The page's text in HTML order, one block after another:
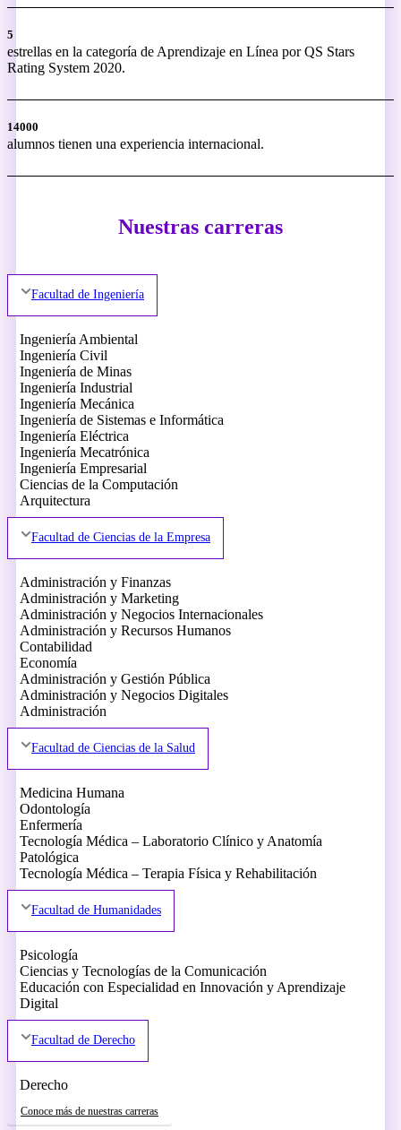
5
estrellas en la categoría de Aprendizaje en Línea por QS Stars
Rating System 2020.
14000
alumnos tienen una experiencia internacional.
Nuestras carreras
Facultad de Ingeniería
Ingeniería Ambiental
Ingeniería Civil
Ingeniería de Minas
Ingeniería Industrial
Ingeniería Mecánica
Ingeniería de Sistemas e Informática
Ingeniería Eléctrica
Ingeniería Mecatrónica
Ingeniería Empresarial
Ciencias de la Computación
Arquitectura
Facultad de Ciencias de la Empresa
Administración y Finanzas
Administración y Marketing
Administración y Negocios Internacionales
Administración y Recursos Humanos
Contabilidad
Economía
Administración y Gestión Pública
Administración y Negocios Digitales
Administración
Facultad de Ciencias de la Salud
Medicina Humana
Odontología
Enfermería
Tecnología Médica – Laboratorio Clínico y Anatomía
Patológica
Tecnología Médica – Terapia Física y Rehabilitación
Facultad de Humanidades
Psicología
Ciencias y Tecnologías de la Comunicación
Educación con Especialidad en Innovación y Aprendizaje
Digital
Facultad de Derecho
Derecho
Conoce más de nuestras carreras